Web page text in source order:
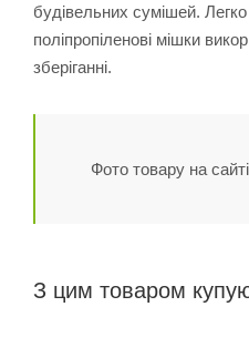
будівельних сумішей.
поліпропіленові мішки
зберіганні.
Фото товару на
З цим товаром